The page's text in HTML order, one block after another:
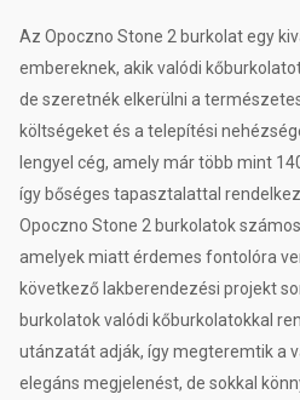
Az Opoczno Stone 2 burkolat egy
embereknek, akik valódi
de szeretnék elkerülni a
költségeket és a telepítési
lengyel cég, amely már több mint
így bőséges tapasztalattal
Opoczno Stone 2 burkolatok
amelyek miatt érdemes fontolóra
következő lakberendezési projekt
burkolatok valódi kőburkolatokkal
utánzatát adják, így megteremtik a
elegáns megjelenést, de sokkal